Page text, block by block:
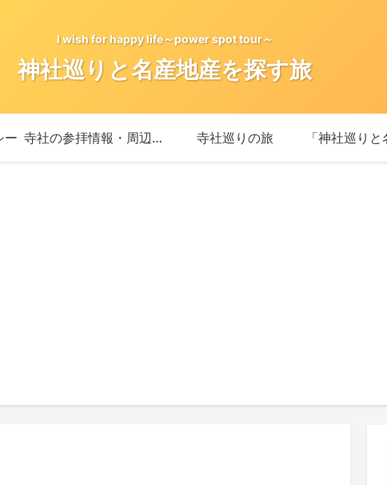
I wish for happy life～power spot tour～
神社巡りと名産地産を探す旅
ー 寺社の参拝情報・周辺情報 寺社巡りの旅